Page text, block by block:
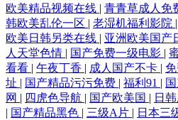
欧美精品视频在线 | 青青草成人免
韩欧美乱伦一区 | 老湿机福利影院 |
欧美日韩另类在线 | 亚洲欧美国产
人天堂色情 | 国产免费一级电影 |
看看 | 午夜丁香 | 成人国产不卡 |
址 | 国产精品污污免费 | 福利91 |
网 | 四虎色导航 | 国产欧美国 | 日
| 国产精品黑色 | 三级A片 | 日本三